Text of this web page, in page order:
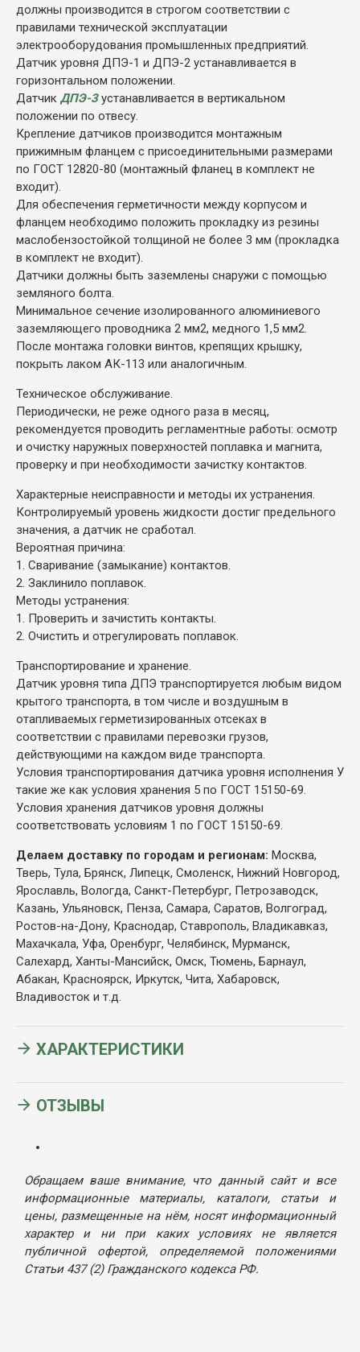
должны производится в строгом соответствии с
правилами технической эксплуатации
электрооборудования промышленных предприятий.
Датчик уровня ДПЭ-1 и ДПЭ-2 устанавливается в
горизонтальном положении.
Датчик ДПЭ-3устанавливается в вертикальном
положении по отвесу.
Крепление датчиков производится монтажным
прижимным фланцем с присоединительными размерами
по ГОСТ 12820-80 (монтажный фланец в комплект не
входит).
Для обеспечения герметичности между корпусом и
фланцем необходимо положить прокладку из резины
маслобензостойкой толщиной не более 3 мм (прокладка
в комплект не входит).
Датчики должны быть заземлены снаружи с помощью
земляного болта.
Минимальное сечение изолированного алюминиевого
заземляющего проводника 2 мм2, медного 1,5 мм2.
После монтажа головки винтов, крепящих крышку,
покрыть лаком АК-113 или аналогичным.
Техническое обслуживание.
Периодически, не реже одного раза в месяц,
рекомендуется проводить регламентные работы: осмотр
и очистку наружных поверхностей поплавка и магнита,
проверку и при необходимости зачистку контактов.
Характерные неисправности и методы их устранения.
Контролируемый уровень жидкости достиг предельного
значения, а датчик не сработал.
Вероятная причина:
1. Сваривание (замыкание) контактов.
2. Заклинило поплавок.
Методы устранения:
1. Проверить и зачистить контакты.
2. Очистить и отрегулировать поплавок.
Транспортирование и хранение.
Датчик уровня типа ДПЭ транспортируется любым видом
крытого транспорта, в том числе и воздушным в
отапливаемых герметизированных отсеках в
соответствии с правилами перевозки грузов,
действующими на каждом виде транспорта.
Условия транспортирования датчика уровня исполнения У
такие же как условия хранения 5 по ГОСТ 15150-69.
Условия хранения датчиков уровня должны
соответствовать условиям 1 по ГОСТ 15150-69.
Делаем доставку по городам и регионам: Москва,
Тверь, Тула, Брянск, Липецк, Смоленск, Нижний Новгород,
Ярославль, Вологда, Санкт-Петербург, Петрозаводск,
Казань, Ульяновск, Пенза, Самара, Саратов, Волгоград,
Ростов-на-Дону, Краснодар, Ставрополь, Владикавказ,
Махачкала, Уфа, Оренбург, Челябинск, Мурманск,
Салехард, Ханты-Мансийск, Омск, Тюмень, Барнаул,
Абакан, Красноярск, Иркутск, Чита, Хабаровск,
Владивосток и т.д.
ХАРАКТЕРИСТИКИ
ОТЗЫВЫ
Обращаем ваше внимание, что данный сайт и все
информационные материалы, каталоги, статьи и
цены, размещенные на нём, носят информационный
характер и ни при каких условиях не является
публичной офертой, определяемой положениями
Статьи 437 (2) Гражданского кодекса РФ.